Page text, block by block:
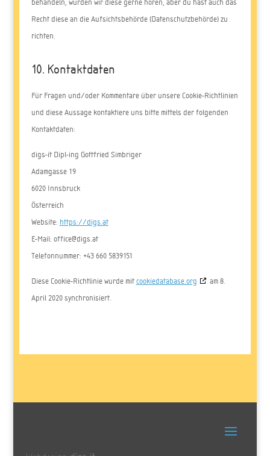
Recht diese an die Aufsichtsbehörde (Datenschutzbehörde) zu
richten.
10. Kontaktdaten
Für Fragen und/oder Kommentare über unsere Cookie-Richtlinien
und diese Aussage kontaktiere uns bitte mittels der folgenden
Kontaktdaten:
digs-it Dipl-ing Gottfried Simbriger
Adamgasse 19
6020 Innsbruck
Österreich
Website: https://digs.at
E-Mail: office@digs.at
Telefonnummer: +43 660 5839151
Diese Cookie-Richtlinie wurde mitcookiedatabase.org
am 8.
April 2020 synchronisiert.